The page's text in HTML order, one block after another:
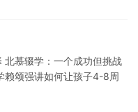
北慕辍学：一个成功但挑战
赖颂强讲如何让孩子4-8周